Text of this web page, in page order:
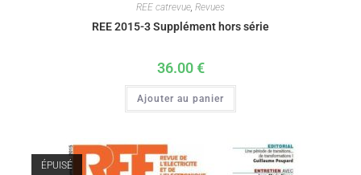
REE catrevue Revues
REE 2015-3 Supplément hors série
36.00€
Ajouter au panier
ÉPUISÉ